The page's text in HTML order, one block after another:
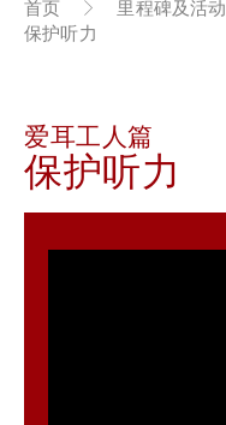
首页 里程碑及活动
保护听力
爱耳工人篇
保护听力